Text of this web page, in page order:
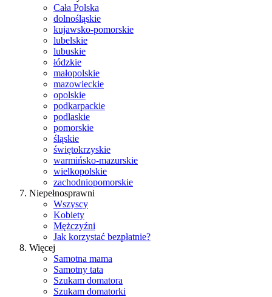
Cała Polska
dolnośląskie
kujawsko-pomorskie
lubelskie
lubuskie
łódzkie
małopolskie
mazowieckie
opolskie
podkarpackie
podlaskie
pomorskie
śląskie
świętokrzyskie
warmińsko-mazurskie
wielkopolskie
zachodniopomorskie
Niepełnosprawni
Wszyscy
Kobiety
Mężczyźni
Jak korzystać bezpłatnie?
Więcej
Samotna mama
Samotny tata
Szukam domatora
Szukam domatorki